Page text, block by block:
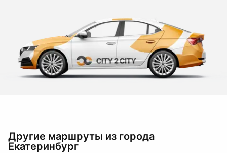
Другие маршруты из города
Екатеринбург